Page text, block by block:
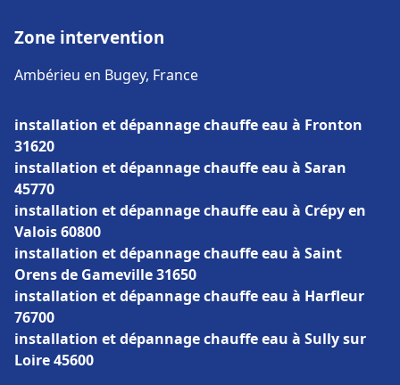
Zone intervention
Ambérieu en Bugey, France
installation et dépannage chauffe eau à Fronton
31620
installation et dépannage chauffe eau à Saran
45770
installation et dépannage chauffe eau à Crépy en
Valois 60800
installation et dépannage chauffe eau à Saint
Orens de Gameville 31650
installation et dépannage chauffe eau à Harfleur
76700
installation et dépannage chauffe eau à Sully sur
Loire 45600